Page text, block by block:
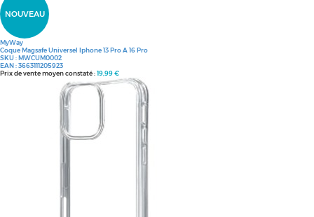
NOUVEAU
MyWay
Coque Magsafe Universel Iphone 13 Pro A 16 Pro
SKU :MWCUM0002
EAN :3663111205923
Prix de vente moyen constaté :19,99 €